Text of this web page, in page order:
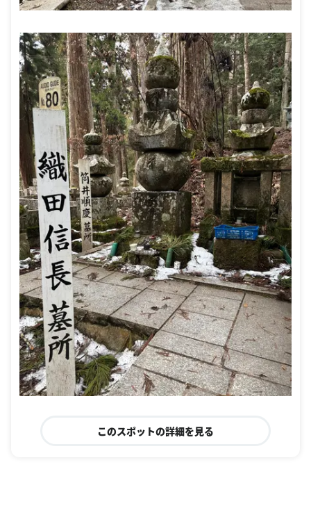
このスポットの詳細を見る